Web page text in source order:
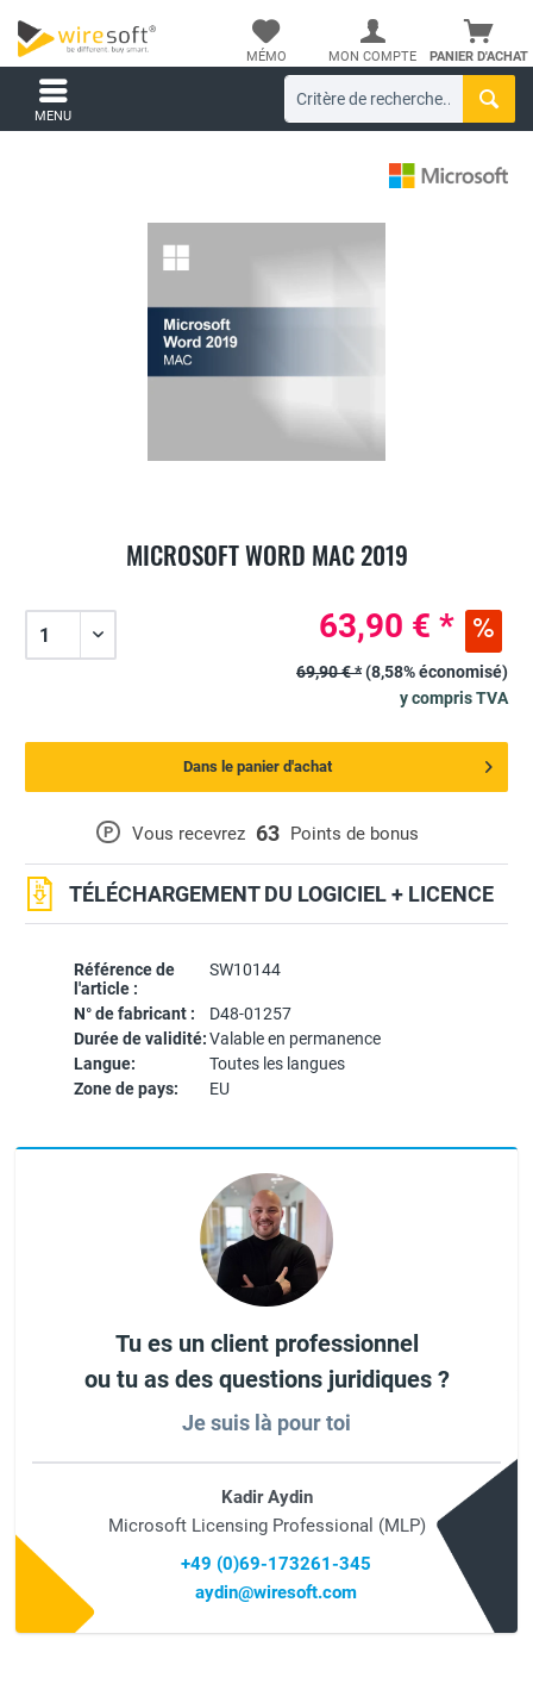
PANIER D'ACHAT
MÉMO MON COMPTE
MENU
MICROSOFT WORD MAC 2019
Référence de
l'article :
SW10144
N° de fabricant :
D48-01257
Durée de validité:Valable en permanence
Langue:
Toutes les langues
Zone de pays:
EU
P Vous recevrez 63 Points de bonus
TÉLÉCHARGEMENT DU LOGICIEL + LICENCE
63,90 € *
69,90 € *(8,58% économisé)
y compris TVA
Dans le panier d'achat
Tu es un client professionnel
ou tu as des questions juridiques ?
Je suis là pour toi
Kadir Aydin
Microsoft Licensing Professional (MLP)
+49 (0)69-173261-345
aydin@wiresoft.com